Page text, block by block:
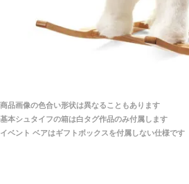
商品は直接海外から届くのですか
関税はすべて当店にて処理します
は一切ありません。
埼玉県 S・W
「送られる際にメールなどで
安心感がありまし
大阪府 Y・W 様 （
「取り扱っているNetショップ
商品画像の色合い形状は異なることもあります
基本シュタイフの箱は白タグ作品のみ付属します
イベント ベアはギフトボックスを付属しない仕様です